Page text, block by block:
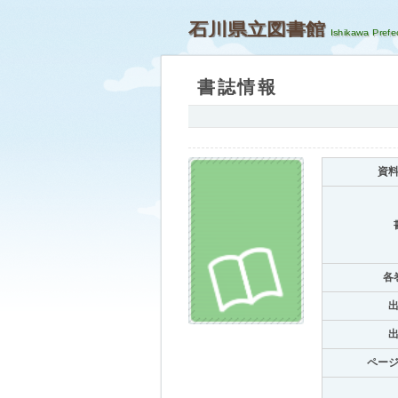
石川県立図書館
書誌情報
資
各
ペー